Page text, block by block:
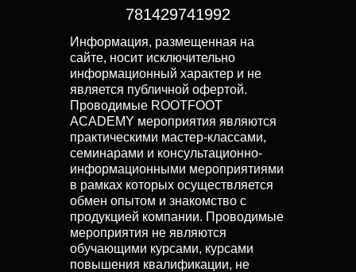
781429741992
Информация, размещенная на
сайте, носит исключительно
информационный характер и не
является публичной офертой.
Проводимые ROOTFOOT
ACADEMY мероприятия являются
практическими мастер-классами,
семинарами и консультационно-
информационными мероприятиями
в рамках которых осуществляется
обмен опытом и знакомство с
продукцией компании. Проводимые
мероприятия не являются
обучающими курсами, курсами
повышения квалификации, не